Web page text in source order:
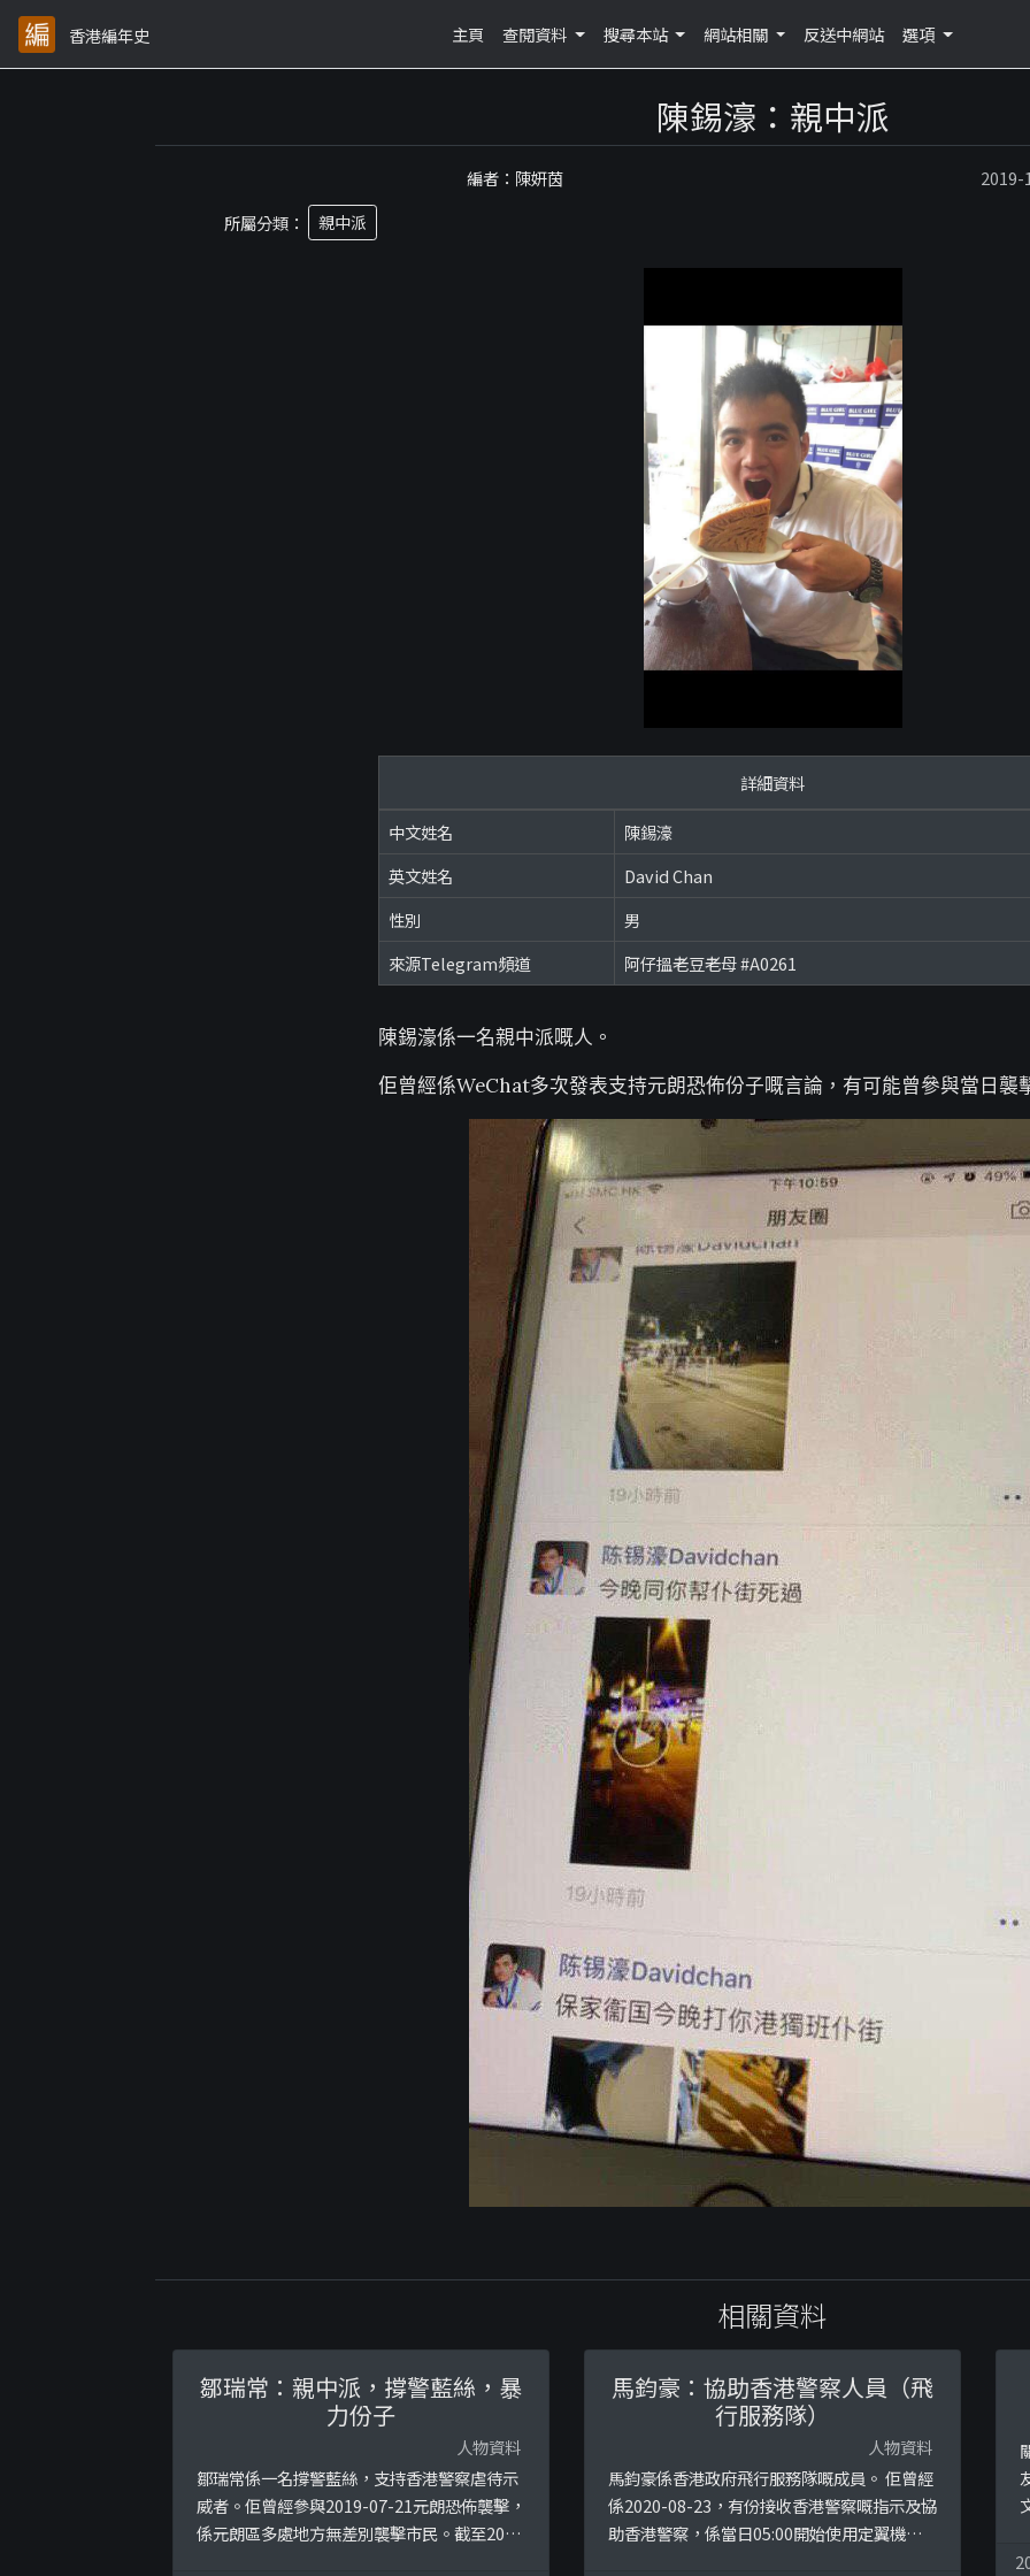
香港編年史 主頁 查閱資料 搜尋本站 網站相關 反送中網站 選項
陳錫濠：親中派
編者：陳妍茵
2019-
所屬分類：
親中派
詳細資料
中文姓名
陳錫濠
英文姓名
David Chan
性別
男
來源Telegram頻道
阿仔搵老豆老母 #A0261
陳錫濠係一名親中派嘅人。
佢曾經係WeChat多次發表支持元朗恐佈份子嘅言論，有可能曾參與當日襲
相關資料
鄒瑞常：親中派，撐警藍絲，暴
力份子
人物資料
鄒瑞常係一名撐警藍絲，支持香港警察虐待示
威者。佢曾經參與2019-07-21元朗恐佈襲擊，
係元朗區多處地方無差別襲擊市民。截至2019
馬鈞豪：協助香港警察人員（飛
行服務隊）
人物資料
馬鈞豪係香港政府飛行服務隊嘅成員。 佢曾經
係2020-08-23，有份接收香港警察嘅指示及協
助香港警察，係當日05:00開始使用定翼機、